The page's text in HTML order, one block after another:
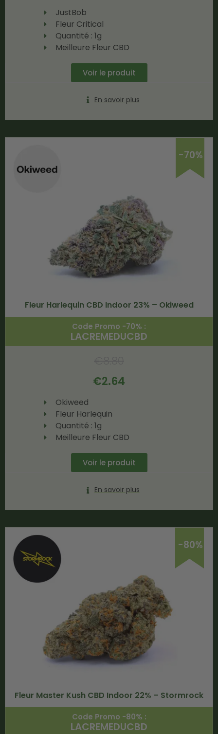
JustBob
Fleur Critical
Quantité : 1g
Meilleure Fleur CBD
Voir le produit
En savoir plus
-70%
Fleur Harlequin CBD Indoor 23% – Okiweed
Code Promo -70% :
LACREMEDUCBD
€2.64
Okiweed
Fleur Harlequin
Quantité : 1g
Meilleure Fleur CBD
Voir le produit
En savoir plus
-80%
Fleur Master Kush CBD Indoor 22% – Stormrock
Code Promo -80% :
LACREMEDUCBD